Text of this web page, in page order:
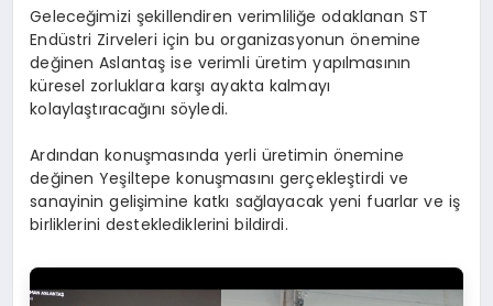
Geleceğimizi şekillendiren verimliliğe odaklanan ST
Endüstri Zirveleri için bu organizasyonun önemine
değinen Aslantaş ise verimli üretim yapılmasının
küresel zorluklara karşı ayakta kalmayı
kolaylaştıracağını söyledi.
Ardından konuşmasında yerli üretimin önemine
değinen Yeşiltepe konuşmasını gerçekleştirdi ve
sanayinin gelişimine katkı sağlayacak yeni fuarlar ve iş
birliklerini desteklediklerini bildirdi.